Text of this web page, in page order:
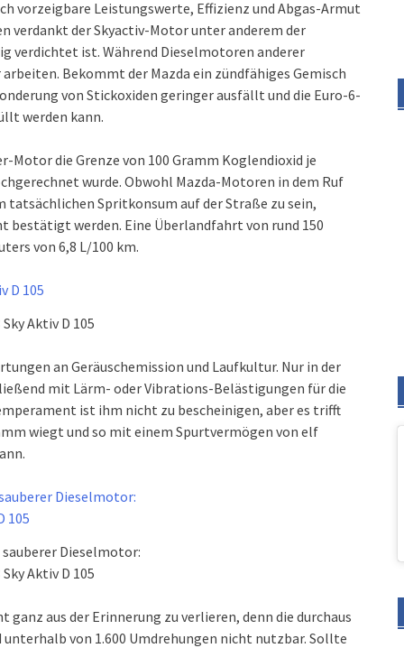
vorzeigbare Leistungswerte, Effizienz und Abgas-Armut
verdankt der Skyactiv-Motor unter anderem der
verdichtet ist. Während Dieselmotoren anderer
Bekommt der Mazda ein zündfähiges Gemisch
von Stickoxiden geringer ausfällt und die Euro-6-
werden kann.
die Grenze von 100 Gramm Koglendioxid je
wurde. Obwohl Mazda-Motoren in dem Ruf
Spritkonsum auf der Straße zu sein,
werden. Eine Überlandfahrt von rund 150
von 6,8 L/100 km.
Aktiv D 105
an Geräuschemission und Laufkultur. Nur in der
mit Lärm- oder Vibrations-Belästigungen für die
ist ihm nicht zu bescheinigen, aber es trifft
wiegt und so mit einem Spurtvermögen von elf
sauberer Dieselmotor:
Aktiv D 105
aus der Erinnerung zu verlieren, denn die durchaus
von 1.600 Umdrehungen nicht nutzbar. Sollte